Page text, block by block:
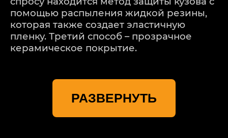
помощью распыления жидкой резины,
которая также создает эластичную
пленку. Третий способ – прозрачное
керамическое покрытие.
предлагает свои услуги нанесения
защитных покрытий на автомобиль. У
РАЗВЕРНУТЬ